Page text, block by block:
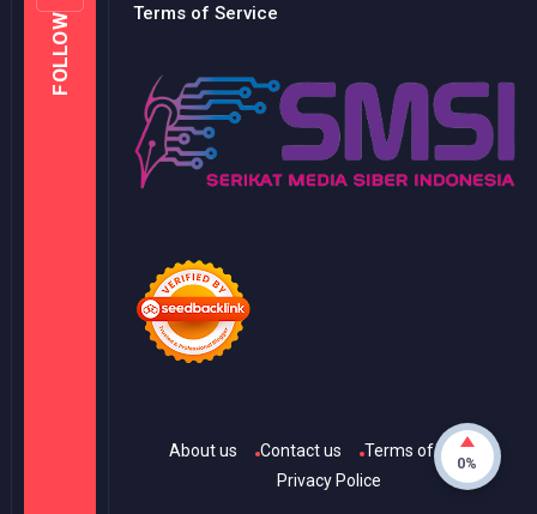
FOLLOW Terms of Service
About us Contact us
Terms of Use
Privacy Police
0%